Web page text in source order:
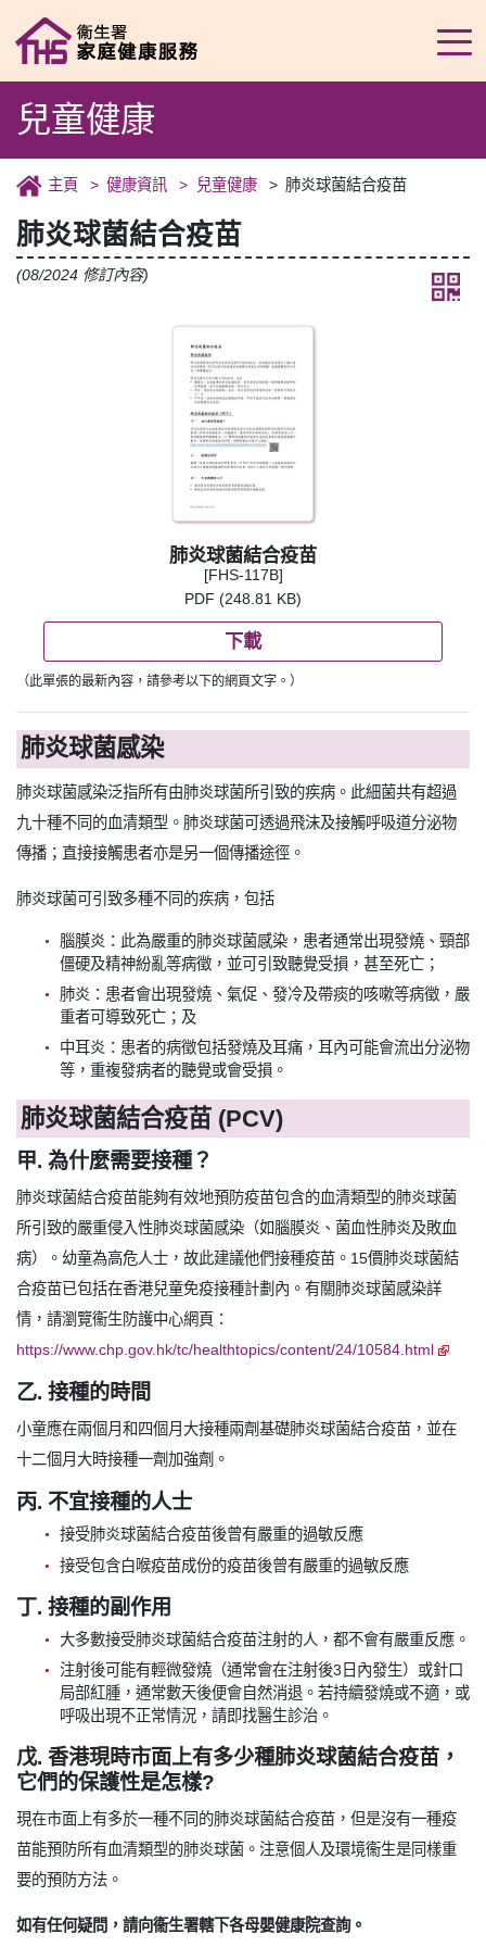
兒童健康
主頁 健康資訊 兒童健康 肺炎球菌結合疫苗
肺炎球菌結合疫苗
(08/2024 修訂內容)
肺炎球菌結合疫苗
[FHS-117B]
PDF (248.81 KB)
下載
（此單張的最新內容，請參考以下的網頁文字。）
肺炎球菌感染
肺炎球菌感染泛指所有由肺炎球菌所引致的疾病。此細菌共有超過
九十種不同的血清類型。肺炎球菌可透過飛沫及接觸呼吸道分泌物
傳播；直接接觸患者亦是另一個傳播途徑。
肺炎球菌可引致多種不同的疾病，包括
腦膜炎：此為嚴重的肺炎球菌感染，患者通常出現發燒、頸部
僵硬及精神紛亂等病徵，並可引致聽覺受損，甚至死亡；
肺炎：患者會出現發燒、氣促、發冷及帶痰的咳嗽等病徵，嚴
重者可導致死亡；及
中耳炎：患者的病徵包括發燒及耳痛，耳內可能會流出分泌物
等，重複發病者的聽覺或會受損。
肺炎球菌結合疫苗 (PCV)
甲. 為什麼需要接種？
肺炎球菌結合疫苗能夠有效地預防疫苗包含的血清類型的肺炎球菌
所引致的嚴重侵入性肺炎球菌感染（如腦膜炎、菌血性肺炎及敗血
病）。幼童為高危人士，故此建議他們接種疫苗。15價肺炎球菌結
合疫苗已包括在香港兒童免疫接種計劃內。有關肺炎球菌感染詳
情，請瀏覽衞生防護中心網頁：
https://www.chp.gov.hk/tc/healthtopics/content/24/10584.html
乙. 接種的時間
小童應在兩個月和四個月大接種兩劑基礎肺炎球菌結合疫苗，並在
十二個月大時接種一劑加強劑。
丙. 不宜接種的人士
接受肺炎球菌結合疫苗後曾有嚴重的過敏反應
接受包含白喉疫苗成份的疫苗後曾有嚴重的過敏反應
丁. 接種的副作用
大多數接受肺炎球菌結合疫苗注射的人，都不會有嚴重反應。
注射後可能有輕微發燒（通常會在注射後3日內發生）或針口
局部紅腫，通常數天後便會自然消退。若持續發燒或不適，或
呼吸出現不正常情況，請即找醫生診治。
戊. 香港現時市面上有多少種肺炎球菌結合疫苗，
它們的保護性是怎樣?
現在市面上有多於一種不同的肺炎球菌結合疫苗，但是沒有一種疫
苗能預防所有血清類型的肺炎球菌。注意個人及環境衞生是同樣重
要的預防方法。
如有任何疑問，請向衞生署轄下各母嬰健康院查詢。